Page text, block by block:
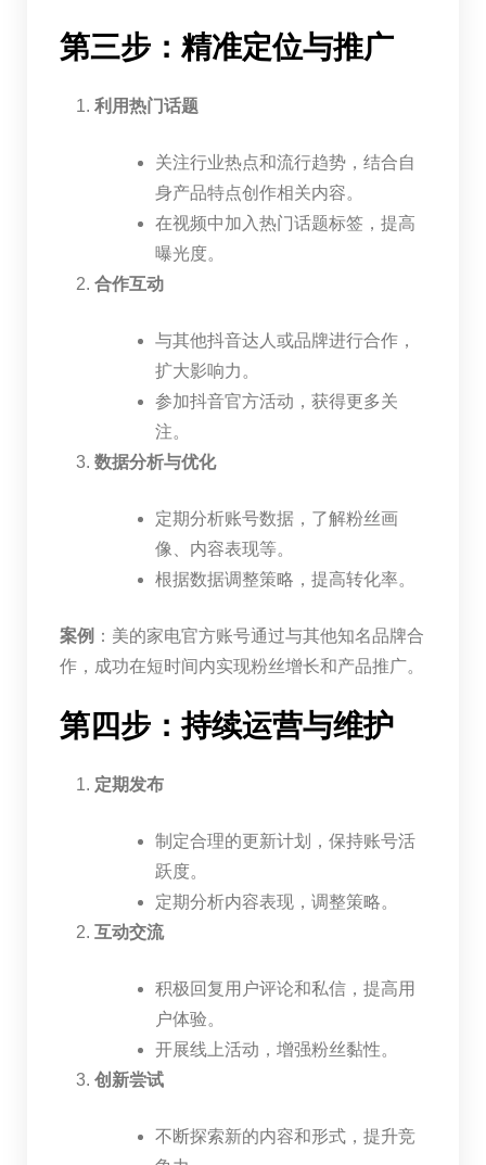
第三步：精准定位与推广
利用热门话题
关注行业热点和流行趋势，结合自
身产品特点创作相关内容。
在视频中加入热门话题标签，提高
曝光度。
合作互动
与其他抖音达人或品牌进行合作，
扩大影响力。
参加抖音官方活动，获得更多关
注。
数据分析与优化
定期分析账号数据，了解粉丝画
像、内容表现等。
根据数据调整策略，提高转化率。
案例 ：美的家电官方账号通过与其他知名品牌合
作，成功在短时间内实现粉丝增长和产品推广。
第四步：持续运营与维护
定期发布
制定合理的更新计划，保持账号活
跃度。
定期分析内容表现，调整策略。
互动交流
积极回复用户评论和私信，提高用
户体验。
开展线上活动，增强粉丝黏性。
创新尝试
不断探索新的内容和形式，提升竞